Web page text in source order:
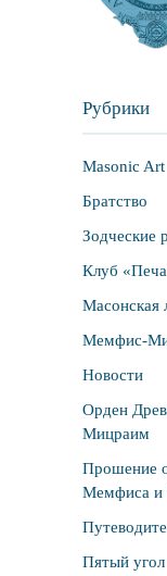
Рубрики
Masonic Art
Братство
Зодческие
Клуб
Масонская
Мемфис-
Новости
Орден
Мицраим
Прошение
Мемфиса и
Пятый угол